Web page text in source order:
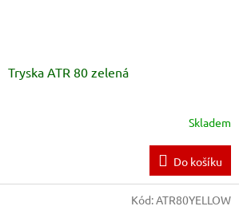
Tryska ATR 80 zelená
Skladem
Do košíku
Kód:ATR80YELLOW